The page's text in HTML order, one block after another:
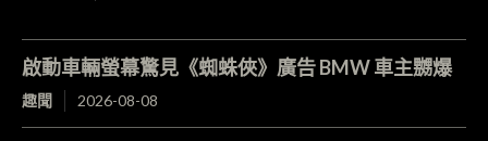
啟動車輛螢幕驚見《蜘蛛俠》廣告 BMW 車主嬲爆
趣聞 2026-08-08